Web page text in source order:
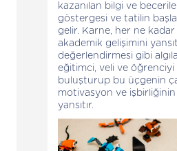
kazanılan bilgi ve
göstergesi ve tatilin
gelir. Karne, her ne
akademik gelişimini
değerlendirmesi gibi
eğitimci, veli ve
buluşturup bu üçgenin
motivasyon ve
yansıtır.